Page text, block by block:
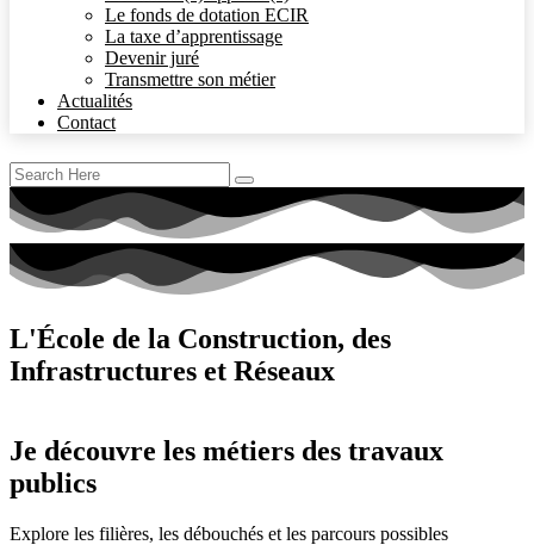
Le fonds de dotation ECIR
La taxe d’apprentissage
Devenir juré
Transmettre son métier
Actualités
Contact
L'École de la Construction, des
Infrastructures et Réseaux
Je découvre les métiers des travaux
publics
Explore les filières, les débouchés et les parcours possibles